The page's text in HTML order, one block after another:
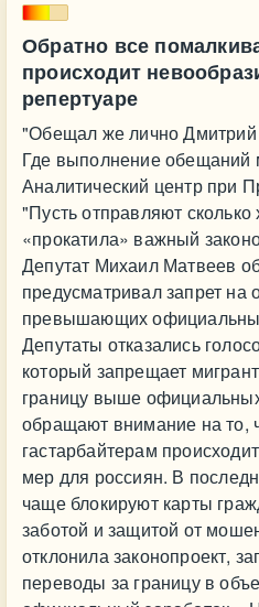
Обратно все
происходит
репертуаре
"Обещал же лично Дмитрий
Где выполнение обещаний
Аналитический центр при
"Пусть отправляют
«прокатила» важный
Депутат Михаил Матвеев
предусматривал запрет на
превышающих
Депутаты отказались
который запрещает
границу выше
обращают внимание на то,
гастарбайтерам
мер для россиян. В
чаще блокируют карты
заботой и защитой от
отклонила законопроект,
переводы за границу в